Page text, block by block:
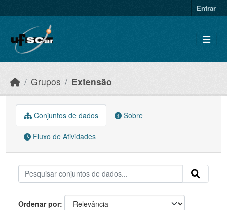
Entrar
Grupos Extensão
Conjuntos de dados Sobre
Fluxo de Atividades
Ordenar por